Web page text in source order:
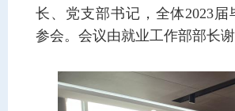
长、党支部书记，全体2023届
参会。会议由就业工作部部长谢